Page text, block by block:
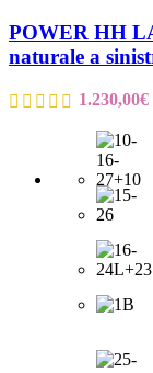
POWER HH
naturale a
1.230,00€